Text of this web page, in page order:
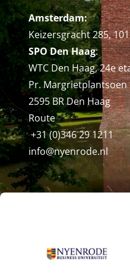
Amsterdam:
Keizersgracht 285,
SPO Den Haag:
WTC Den Haag, 24e
Pr. Margrietplantsoen
2595 BR Den Haag
Route
+31 (0)346 29 1211
info@nyenrode.nl